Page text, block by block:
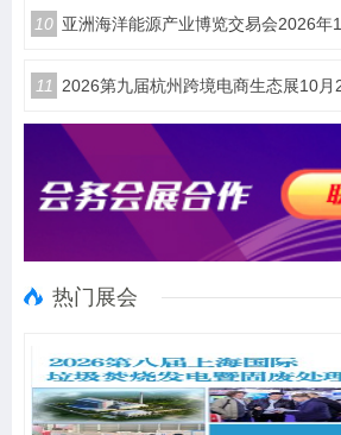
10 亚洲海洋能源产业博览交易会2026年
11 2026第九届杭州跨境电商生态展10月
热门展会